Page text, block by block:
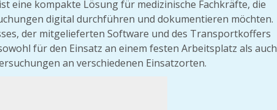
eine kompakte Lösung für medizinische Fachkräfte, die
digital durchführen und dokumentieren möchten.
der mitgelieferten Software und des Transportkoffers
für den Einsatz an einem festen Arbeitsplatz als auch
an verschiedenen Einsatzorten.